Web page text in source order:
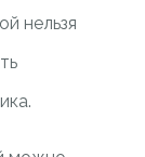
нельзя